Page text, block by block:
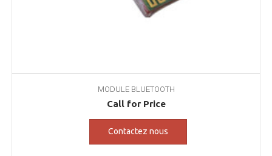
MODULE BLUETOOTH
Call for Price
Contactez nous